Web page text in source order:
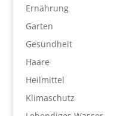
Ernährung
Garten
Gesundheit
Haare
Heilmittel
Klimaschutz